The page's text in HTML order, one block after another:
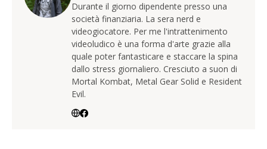
Durante il giorno dipendente presso una
società finanziaria. La sera nerd e
videogiocatore. Per me l'intrattenimento
videoludico è una forma d'arte grazie alla
quale poter fantasticare e staccare la spina
dallo stress giornaliero. Cresciuto a suon di
Mortal Kombat, Metal Gear Solid e Resident
Evil.